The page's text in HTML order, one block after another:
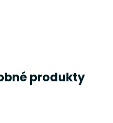
produkty